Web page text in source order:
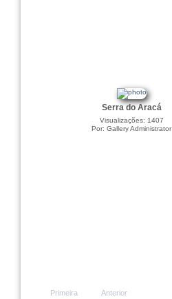
Serra do Aracá
Visualizações: 1407
Por: Gallery Administrator
Primeira Anterior